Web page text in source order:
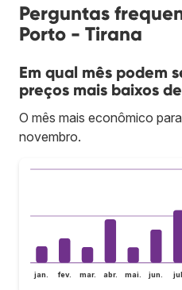
Perguntas
Porto - Tirana
Em qual mês podem
preços mais baixos
O mês mais econômico
novembro.
jan. fev. mar. abr. mai. jun. jul.